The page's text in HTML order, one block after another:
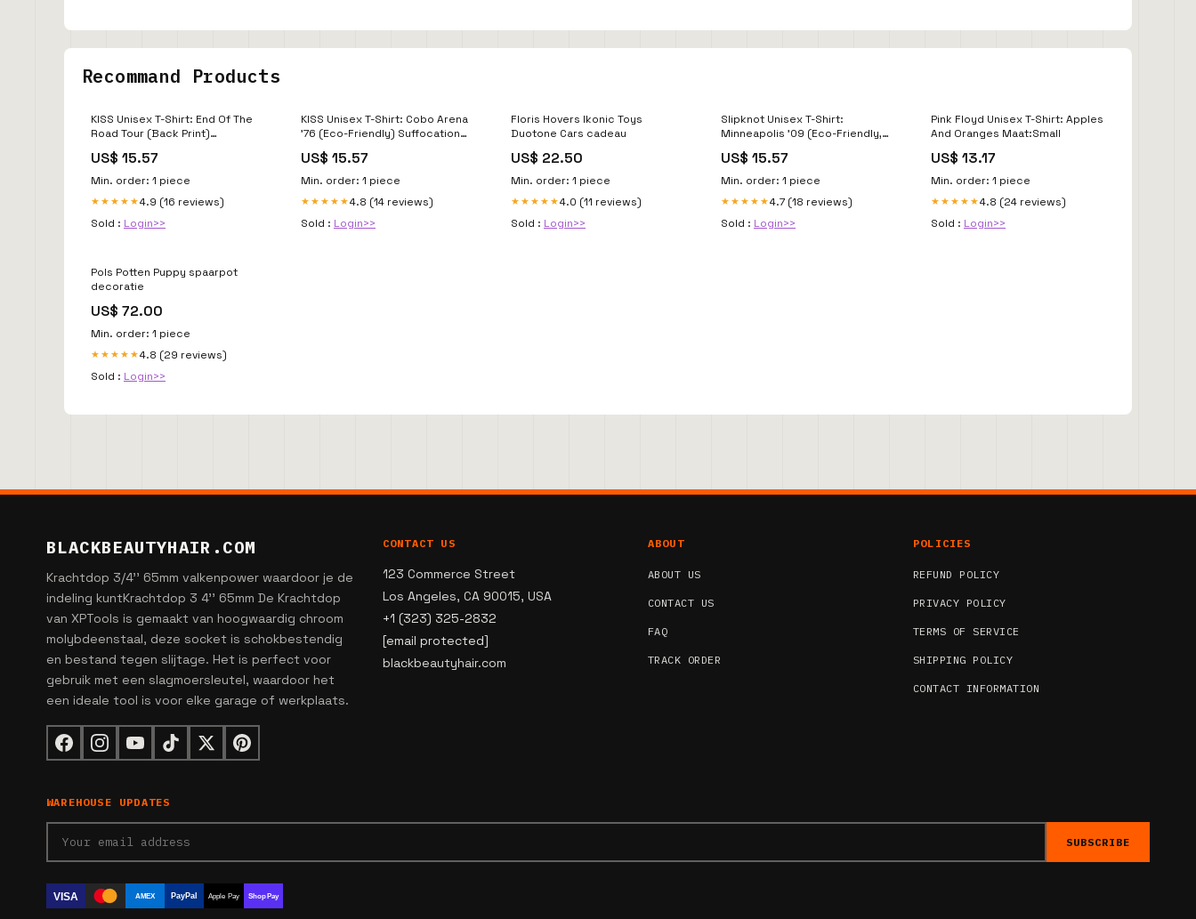
Recommand Products
KISS Unisex T-Shirt: End Of The
Road Tour (Back Print)
US$ 15.57
Min. order: 1 piece
★★★★★4.9 (16 reviews)
Sold : Login>>
KISS Unisex T-Shirt: Cobo Arena
'76 (Eco-Friendly) Suffocation
polsband
US$ 15.57
Min. order: 1 piece
★★★★★4.8 (14 reviews)
Sold : Login>>
Floris Hovers Ikonic Toys
Duotone Cars cadeau
US$ 22.50
Min. order: 1 piece
★★★★★4.0 (11 reviews)
Sold : Login>>
Slipknot Unisex T-Shirt:
Minneapolis '09 (Eco-Friendly,
US$ 15.57
Min. order: 1 piece
★★★★★4.7 (18 reviews)
Sold : Login>>
Pink Floyd Unisex T-Shirt: Apples
And Oranges Maat:Small
US$ 13.17
Min. order: 1 piece
★★★★★4.8 (24 reviews)
Sold : Login>>
Pols Potten Puppy spaarpot
decoratie
US$ 72.00
Min. order: 1 piece
★★★★★4.8 (29 reviews)
Sold : Login>>
BLACKBEAUTYHAIR.COM
Krachtdop 3/4'' 65mm valkenpower waardoor je de
indeling kuntKrachtdop 3 4'' 65mm De Krachtdop
van XPTools is gemaakt van hoogwaardig chroom
molybdeenstaal, deze socket is schokbestendig
en bestand tegen slijtage. Het is perfect voor
gebruik met een slagmoersleutel, waardoor het
een ideale tool is voor elke garage of werkplaats.
CONTACT US
123 Commerce Street
Los Angeles, CA 90015, USA
+1 (323) 325-2832
[email protected]
blackbeautyhair.com
ABOUT
ABOUT US
CONTACT US
FAQ
TRACK ORDER
POLICIES
REFUND POLICY
PRIVACY POLICY
TERMS OF SERVICE
SHIPPING POLICY
CONTACT INFORMATION
WAREHOUSE UPDATES
SUBSCRIBE
VISA AMEX PayPal Apple Pay Shop Pay